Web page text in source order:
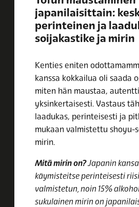
japanilaisittain:
perinteinen ja
soijakastike ja mirin
Kenties eniten
kanssa kokkailua oli saada
miten hän maustaa,
yksinkertaisesti. Vastaus
laadukas, perinteisesti ja
mukaan valmistettu shoyu-
mirin.
Mitä mirin on?Japanin
käymisteitse perinteisesti
valmistetun, noin 15%
sukulainen mirin on